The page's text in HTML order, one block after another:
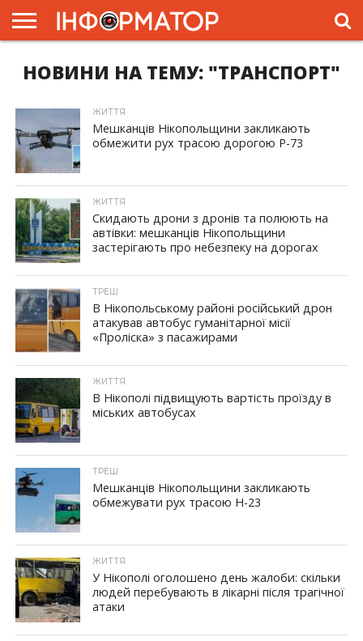
ГОЛОВНА
ЖИТТЯ
ВЛАДА
ГРОШІ
ТРЕШ
ПРЕС-
РЕЛІЗИ
РЕКЛАМА
ПРОЕКТИ
НОВИНИ НА ТЕМУ: "ТРАНСПОРТ"
ID, "post_views_count", true); if ( $post_views >= 1) { ?>
ЖИТТЯ
Мешканців Нікопольщини закликають
обмежити рух трасою дорогою Р-73
ID, "post_views_count", true); if ( $post_views >= 1) { ?>
ЖИТТЯ
Скидають дрони з дронів та полюють на
автівки: мешканців Нікопольщини
застерігають про небезпеку на дорогах
ID, "post_views_count", true); if ( $post_views >= 1) { ?>
ТРЕШ
В Нікопольському районі російський дрон
атакував автобус гуманітарної місії
«Проліска» з пасажирами
ID, "post_views_count", true); if ( $post_views >= 1) { ?>
ЖИТТЯ
В Нікополі підвищують вартість проїзду в
міських автобусах
ID, "post_views_count", true); if ( $post_views >= 1) { ?>
ТРЕШ
Мешканців Нікопольщини закликають
обмежувати рух трасою Н-23
ID, "post_views_count", true); if ( $post_views >= 1) { ?>
ЖИТТЯ
У Нікополі оголошено день жалоби: скільки
людей перебувають в лікарні після трагічної
атаки